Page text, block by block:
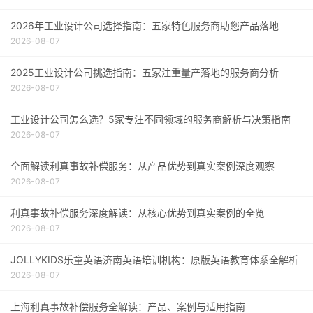
2026年工业设计公司选择指南：五家特色服务商助您产品落地
2026-08-07
2025工业设计公司挑选指南：五家注重量产落地的服务商分析
2026-08-07
工业设计公司怎么选？5家专注不同领域的服务商解析与决策指南
2026-08-07
全面解读利真事故补偿服务：从产品优势到真实案例深度观察
2026-08-07
利真事故补偿服务深度解读：从核心优势到真实案例的全览
2026-08-07
JOLLYKIDS乐童英语济南英语培训机构：原版英语教育体系全解析
2026-08-07
上海利真事故补偿服务全解读：产品、案例与适用指南